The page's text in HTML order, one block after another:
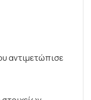
αντιμετώπισε